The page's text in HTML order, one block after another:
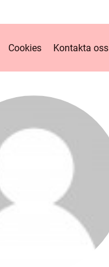
Cookies Kontakta oss